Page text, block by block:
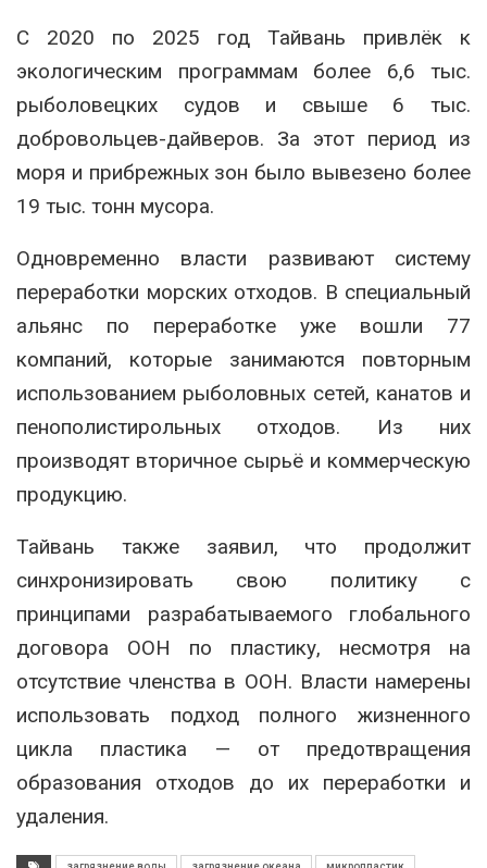
С 2020 по 2025 год Тайвань привлёк к
экологическим программам более 6,6 тыс.
рыболовецких судов и свыше 6 тыс.
добровольцев-дайверов. За этот период из
моря и прибрежных зон было вывезено более
19 тыс. тонн мусора.
Одновременно власти развивают систему
переработки морских отходов. В специальный
альянс по переработке уже вошли 77
компаний, которые занимаются повторным
использованием рыболовных сетей, канатов и
пенополистирольных отходов. Из них
производят вторичное сырьё и коммерческую
продукцию.
Тайвань также заявил, что продолжит
синхронизировать свою политику с
принципами разрабатываемого глобального
договора ООН по пластику, несмотря на
отсутствие членства в ООН. Власти намерены
использовать подход полного жизненного
цикла пластика — от предотвращения
образования отходов до их переработки и
удаления.